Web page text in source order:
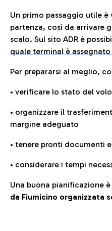
Un primo passaggio utile
partenza, così da arrivare
scalo. Sul sito ADR è
quale terminal è
Per prepararsi al meglio,
• verificare lo stato del
• organizzare il
margine adeguato
• tenere pronti documenti
• considerare i tempi
Una buona pianificazione
da Fiumicino organizzata